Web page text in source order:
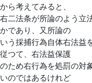
から考えてみると、
右二法条が所論のよう立
かであり、又所論の
いう採捕行為自体右法益
従つて、右法益保護
のため右行為を処罰の対
いのではあるけれど